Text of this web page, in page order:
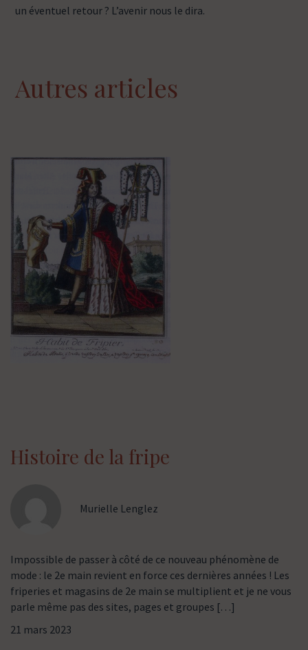
un éventuel retour ? L’avenir nous le dira.
Autres articles
Histoire de la fripe
Murielle Lenglez
Impossible de passer à côté de ce nouveau phénomène de
mode : le 2e main revient en force ces dernières années ! Les
friperies et magasins de 2e main se multiplient et je ne vous
parle même pas des sites, pages et groupes […]
21 mars 2023